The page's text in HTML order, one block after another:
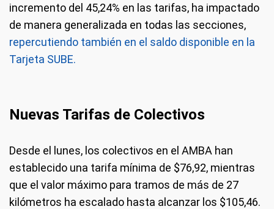
incremento del 45,24% en las tarifas, ha impactado
de manera generalizada en todas las secciones,
repercutiendo también en el saldo disponible en la
Tarjeta SUBE.
Nuevas Tarifas de Colectivos
Desde el lunes, los colectivos en el AMBA han
establecido una tarifa mínima de $76,92, mientras
que el valor máximo para tramos de más de 27
kilómetros ha escalado hasta alcanzar los $105,46.